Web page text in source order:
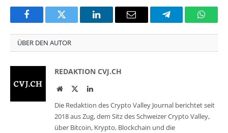
FacebookTwitter LinkedInEmail Telegram
ÜBER DEN AUTOR
REDAKTION CVJ.CH
WebsiteTwitterLinkedIn
Die Redaktion des Crypto Valley Journal berichtet seit
2018 aus Zug, dem Sitz des Schweizer Crypto Valley,
über Bitcoin, Krypto, Blockchain und die